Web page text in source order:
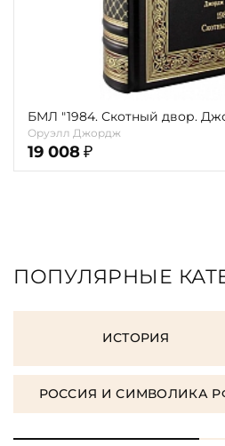
БМЛ "1984. Скотный двор.
Оруэлл Джордж
19 008 ₽
ПОПУЛЯРНЫЕ
ИСТОРИЯ
РОССИЯ И СИМВОЛИКА